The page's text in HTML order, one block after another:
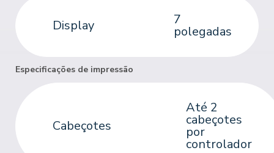
Display 7
polegadas
Especificações de impressão
Cabeçotes
Até 2
cabeçotes
por
controlador